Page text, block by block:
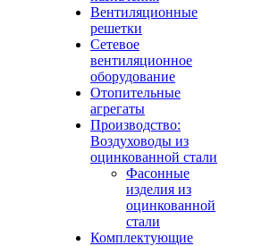
Вентиляционные
решетки
Сетевое
вентиляционное
оборудование
Отопительные
агрегаты
Производство:
Воздуховоды из
оцинкованной стали
Фасонные
изделия из
оцинкованной
стали
Комплектующие